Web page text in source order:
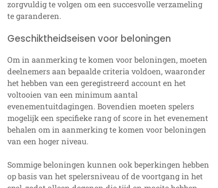
zorgvuldig te volgen om een succesvolle verzameling
te garanderen.
Geschiktheidseisen voor beloningen
Om in aanmerking te komen voor beloningen, moeten
deelnemers aan bepaalde criteria voldoen, waaronder
het hebben van een geregistreerd account en het
voltooien van een minimum aantal
evenementuitdagingen. Bovendien moeten spelers
mogelijk een specifieke rang of score in het evenement
behalen om in aanmerking te komen voor beloningen
van een hoger niveau.
Sommige beloningen kunnen ook beperkingen hebben
op basis van het spelersniveau of de voortgang in het